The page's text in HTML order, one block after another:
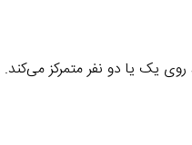
یک یا دو نفر متمرکز